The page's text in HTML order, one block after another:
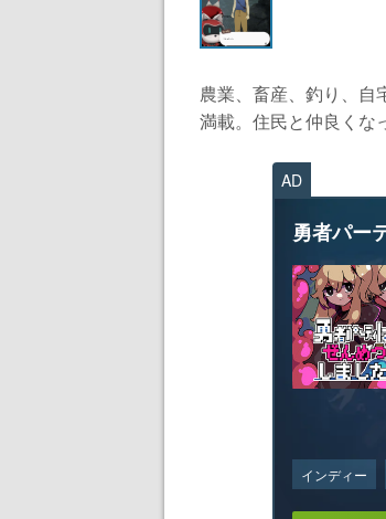
農業、畜産、釣り、自
満載。住民と仲良くな
AD
勇者パー
インディー